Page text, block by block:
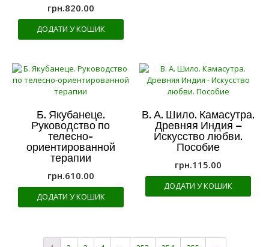
грн.820.00
ДОДАТИ У КОШИК
Б. Якубанеце.
Руководство по
телесно-
ориентированной
терапии
грн.610.00
ДОДАТИ У КОШИК
В. А. Шило. Камасутра.
Древняя Индия –
Искусство любви.
Пособие
грн.115.00
ДОДАТИ У КОШИК